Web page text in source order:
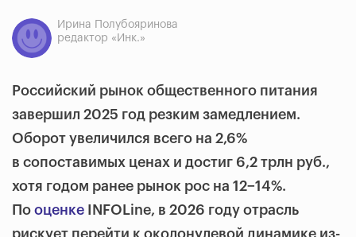
Ирина Полубояринова
редактор «Инк.»
Российский рынок общественного питания
завершил 2025 год резким замедлением.
Оборот увеличился всего на 2,6%
в сопоставимых ценах и достиг 6,2 трлн руб.,
хотя годом ранее рынок рос на 12−14%.
По оценке INFOLine, в 2026 году отрасль
рискует перейти к околонулевой динамике из-